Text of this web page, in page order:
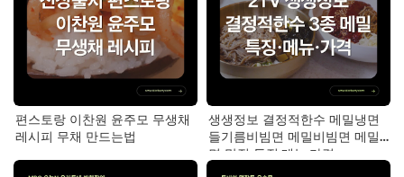
편스토랑 이찬원 윤주모 무생채
레시피 무채 만드는법
생생정보 결정적한수 메밀냉면
들기름비빔면 메밀비빔면 메밀
면 맛집 특징·메뉴·가격